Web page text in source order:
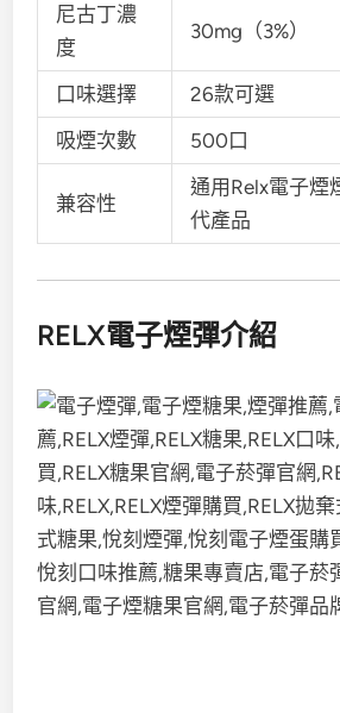
尼古丁濃
度
30mg（3%）
口味選擇
26款可選
吸煙次數
500口
兼容性
通用Relx電子煙
代產品
RELX電子煙彈介紹